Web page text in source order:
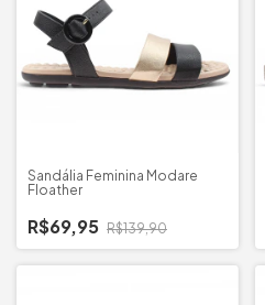
Sandália Feminina Modare
Floather
R$69,95 R$139,90